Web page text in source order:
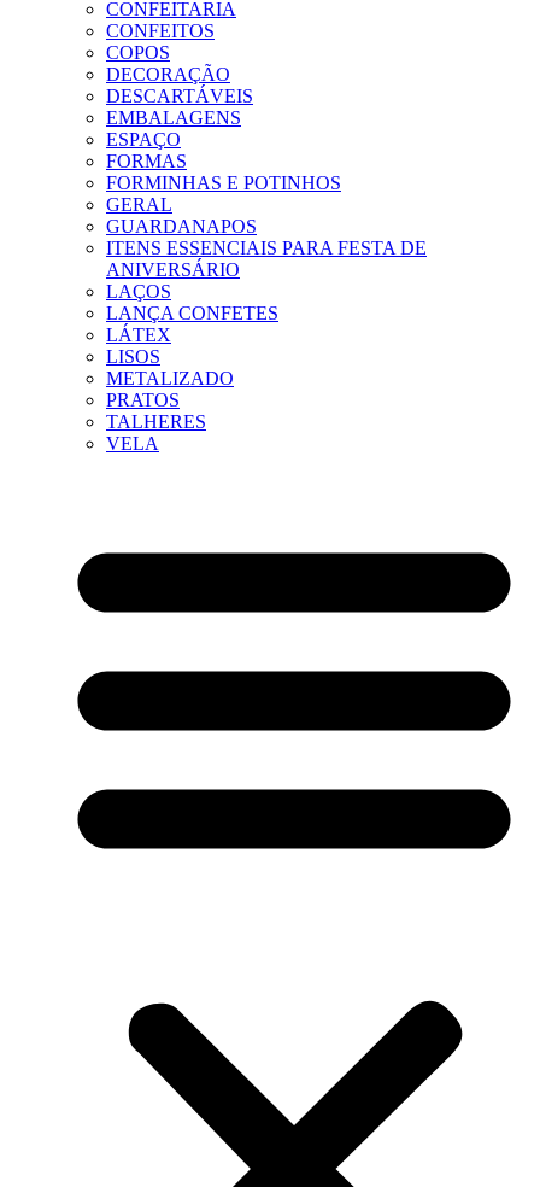
CONFEITARIA
CONFEITOS
COPOS
DECORAÇÃO
DESCARTÁVEIS
EMBALAGENS
ESPAÇO
FORMAS
FORMINHAS E POTINHOS
GERAL
GUARDANAPOS
ITENS ESSENCIAIS PARA FESTA DE
ANIVERSÁRIO
LAÇOS
LANÇA CONFETES
LÁTEX
LISOS
METALIZADO
PRATOS
TALHERES
VELA